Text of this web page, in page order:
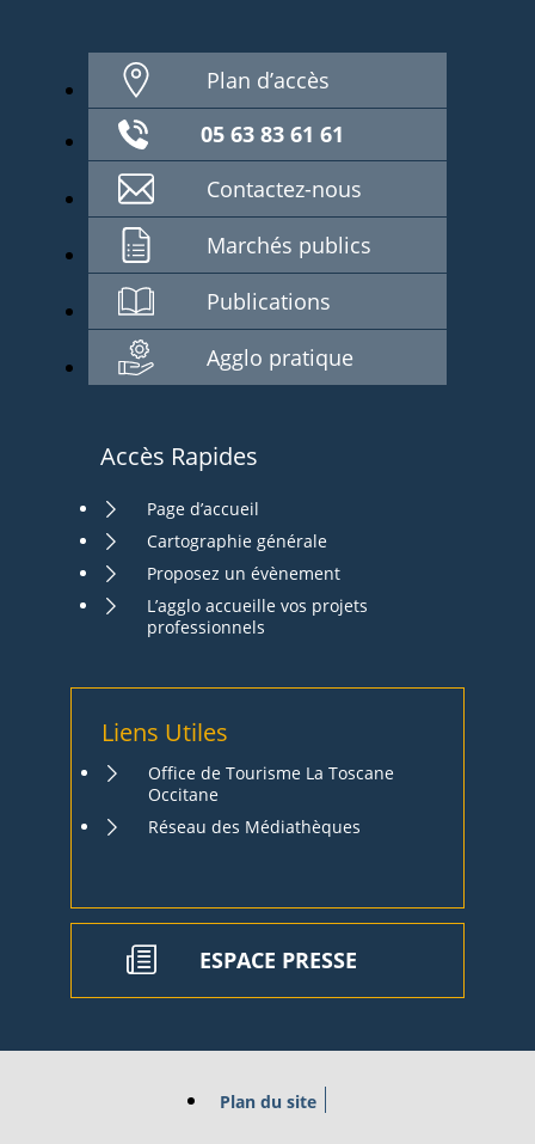
Plan d’accès
05 63 83 61 61
Contactez-nous
Marchés publics
Publications
Agglo pratique
Accès Rapides
Page d’accueil
Cartographie générale
Proposez un évènement
L’agglo accueille vos projets
professionnels
Liens Utiles
Office de Tourisme La Toscane
Occitane
Réseau des Médiathèques
ESPACE PRESSE
Plan du site